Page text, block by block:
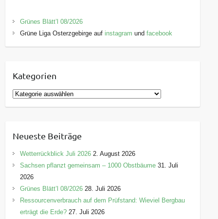
Grünes Blätt’l 08/2026
Grüne Liga Osterzgebirge auf instagram undfacebook
Kategorien
K
a
g
o
r
e
n
Neueste Beiträge
Wetterrückblick Juli 2026 2. August 2026
Sachsen pflanzt gemeinsam – 1000 Obstbäume 31. Juli
2026
Grünes Blätt’l 08/2026 28. Juli 2026
Ressourcenverbrauch auf dem Prüfstand: Wieviel Bergbau
erträgt die Erde? 27. Juli 2026